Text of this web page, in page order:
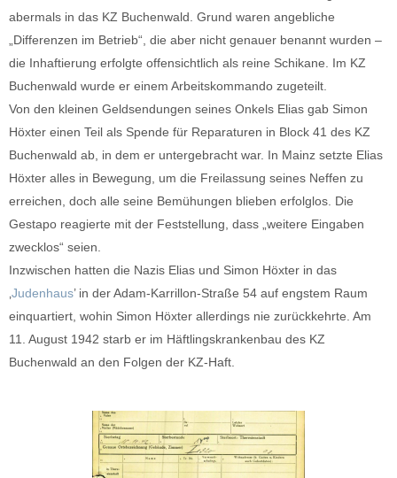
abermals in das KZ Buchenwald. Grund waren angebliche
„Differenzen im Betrieb“, die aber nicht genauer benannt wurden –
die Inhaftierung erfolgte offensichtlich als reine Schikane. Im KZ
Buchenwald wurde er einem Arbeitskommando zugeteilt.
Von den kleinen Geldsendungen seines Onkels Elias gab Simon
Höxter einen Teil als Spende für Reparaturen in Block 41 des KZ
Buchenwald ab, in dem er untergebracht war. In Mainz setzte Elias
Höxter alles in Bewegung, um die Freilassung seines Neffen zu
erreichen, doch alle seine Bemühungen blieben erfolglos. Die
Gestapo reagierte mit der Feststellung, dass „weitere Eingaben
zwecklos“ seien.
Inzwischen hatten die Nazis Elias und Simon Höxter in das
Judenhaus’ in der Adam-Karrillon-Straße 54 auf engstem Raum
einquartiert, wohin Simon Höxter allerdings nie zurückkehrte. Am
11. August 1942 starb er im Häftlingskrankenbau des KZ
Buchenwald an den Folgen der KZ-Haft.